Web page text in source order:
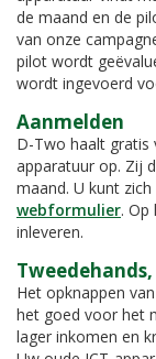
de maand en de
van onze
pilot wordt
wordt ingevoerd
Aanmelden
D-Two haalt gratis
apparatuur op. Zij
maand. U kunt
webformulier.
inleveren.
Het opknappen
het goed voor het
lager inkomen en